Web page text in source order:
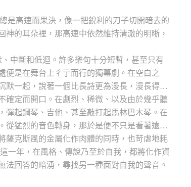
是高速而果決，像一把銳利的刀子切開暗去的
的耳朵裡，那高速中依然維持清澈的明晰，
中斷和低迴。許多樂句十分短暫，甚至只有
便是在舞台上彳亍而行的獨幕劇。在空白之
默一起，說著一個比長詩更為漫長，漫長得只
確定而開口。在劇烈、稀微、以及由於幾乎聽
彈起鋼琴、吉他、甚至敲打起馬林巴木琴。在
從猛烈的音色轉身，那於是便不只是看著遠方
薩克斯風的金屬化作肉體的同時，也苛虐地耗
一年，在風格、傳說乃至於自我，都將化作資
回答的暗湧，尋找另一種面對自我的聲音。